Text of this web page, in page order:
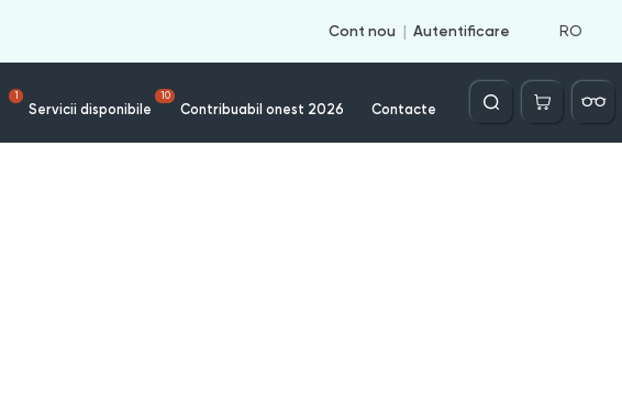
Cont nou Autentificare RO
1
Servicii disponibile
10
Contribuabil onest 2026 Contacte
Căutare